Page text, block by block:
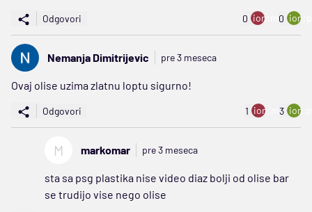
Odgovori 0 ion:minus
0
Nemanja Dimitrijevic pre 3 meseca
Ovaj olise uzima zlatnu loptu sigurno!
Odgovori 1 ion:minus
3
M markomar pre 3 meseca
sta sa psg plastika nise video diaz bolji od olise bar
se trudijo vise nego olise